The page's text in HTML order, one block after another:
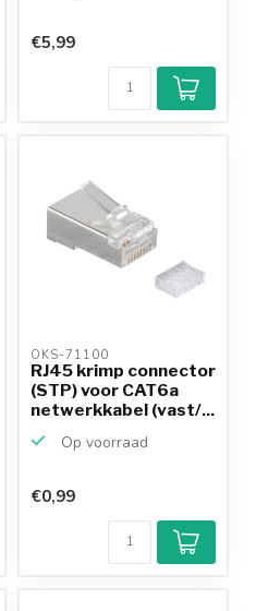
€5,99
OKS-71100
RJ45 krimp connector
(STP) voor CAT6a
netwerkkabel (vast/...
Op voorraad
€0,99